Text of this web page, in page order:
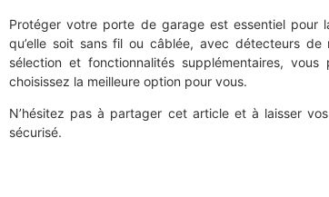
Protéger votre porte de garage est essentiel pour
qu’elle soit sans fil ou câblée, avec détecteurs
sélection et fonctionnalités supplémentaires,
choisissez la meilleure option pour vous.
N’hésitez pas à partager cet article et à laisser
sécurisé.